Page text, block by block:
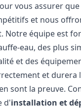
vous assurer
et nous
Notre équipe est
eau, des plus
et des
et durera
sont la preuve.
d'installation et